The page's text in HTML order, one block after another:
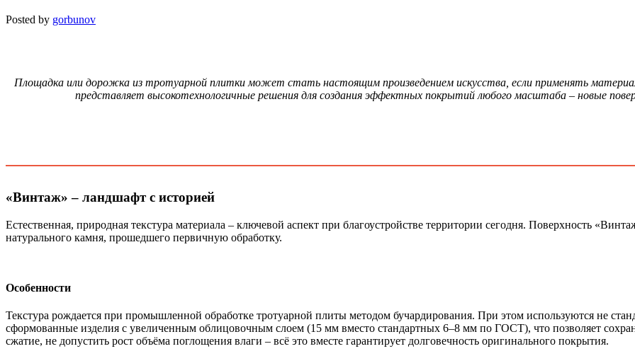
Posted by gorbunov
Площадка или дорожка из тротуарной плитки может стать настоящим произведением искусства, если применять
представляет высокотехнологичные решения для создания эффектных покрытий любого масштаба – новые
«Винтаж» – ландшафт с историей
Естественная, природная текстура материала – ключевой аспект при благоустройстве территории сегодня. Поверхность
натурального камня, прошедшего первичную обработку.
Особенности
Текстура рождается при промышленной обработке тротуарной плиты методом бучардирования. При этом используются не
сформованные изделия с увеличенным облицовочным слоем (15 мм вместо стандартных 6–8 мм по ГОСТ), что позволяет
сжатие, не допустить рост объёма поглощения влаги – всё это вместе гарантирует долговечность оригинального покрытия.